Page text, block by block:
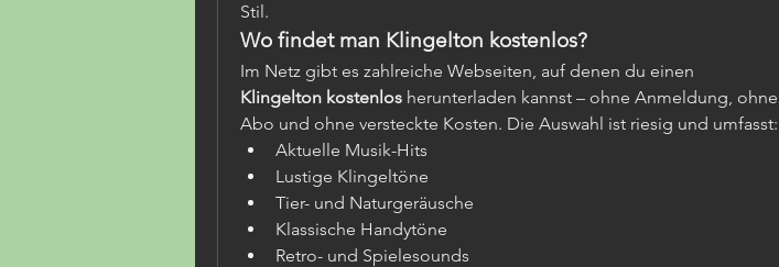
Stil.
Wo findet man Klingelton kostenlos?
Klingelton kostenlos herunterladen kannst – ohne Anmeldung, ohne
Abo und ohne versteckte Kosten. Die Auswahl ist riesig und umfasst:
Aktuelle Musik-Hits
Lustige Klingeltöne
Tier- und Naturgeräusche
Klassische Handytöne
Retro- und Spielesounds